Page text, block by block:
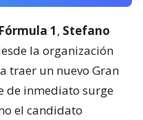
Fórmula 1, Stefano
la organización
traer un nuevo Gran
de inmediato surge
el candidato